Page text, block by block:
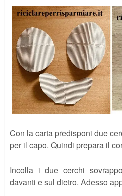
Con la carta predisponi due
per il capo. Quindi prepara il
Incolla i due cerchi
davanti e sul dietro. Adesso